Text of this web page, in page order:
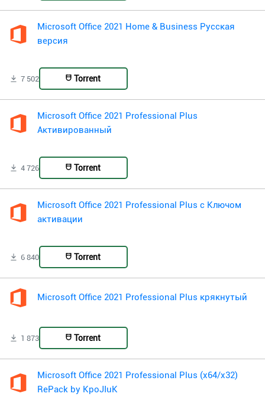
Microsoft Office 2021 Home & Business Русская
версия
7 502 Torrent
Microsoft Office 2021 Professional Plus
Активированный
4 726 Torrent
Microsoft Office 2021 Professional Plus с Ключом
активации
6 840 Torrent
Microsoft Office 2021 Professional Plus крякнутый
1 873 Torrent
Microsoft Office 2021 Professional Plus (x64/x32)
RePack by KpoJIuK